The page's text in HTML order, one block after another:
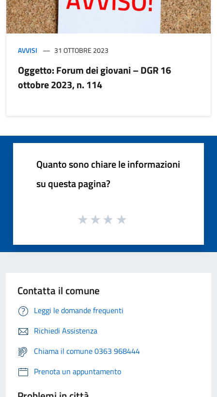
AVVISI 31 OTTOBRE 2023
Oggetto: Forum dei giovani – DGR 16
ottobre 2023, n. 114
Quanto sono chiare le informazioni
su questa pagina?
Contatta il comune
Leggi le domande frequenti
Richiedi Assistenza
Chiama il comune 0363 968444
Prenota un appuntamento